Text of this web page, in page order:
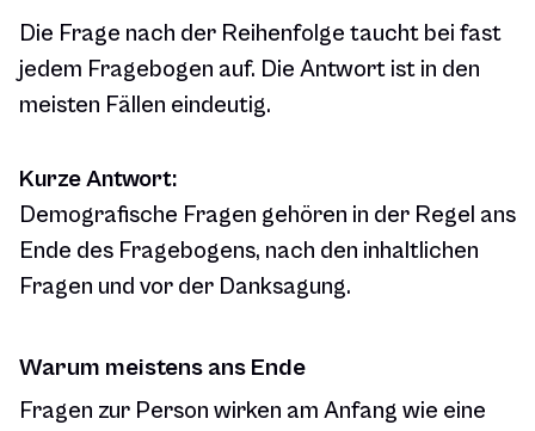
Die Frage nach der Reihenfolge taucht bei fast
jedem Fragebogen auf. Die Antwort ist in den
meisten Fällen eindeutig.
Kurze Antwort:
Demografische Fragen gehören in der Regel ans
Ende des Fragebogens, nach den inhaltlichen
Fragen und vor der Danksagung.
Warum meistens ans Ende
Fragen zur Person wirken am Anfang wie eine